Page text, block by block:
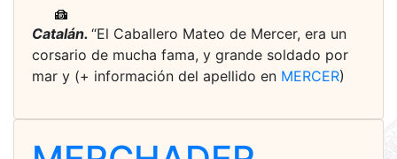
Catalán. “El Caballero Mateo de Mercer, era un
corsario de mucha fama, y grande soldado por
mar y (+ información del apellido en MERCER)